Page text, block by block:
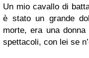
Un mio cavallo di
è stato un grande
morte, era una
spettacoli, con lei se